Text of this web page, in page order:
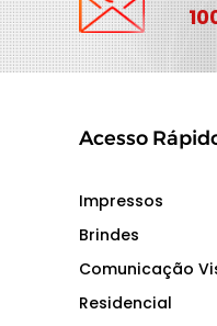
Acesso
Impressos
Brindes
Comunicação
Residencial